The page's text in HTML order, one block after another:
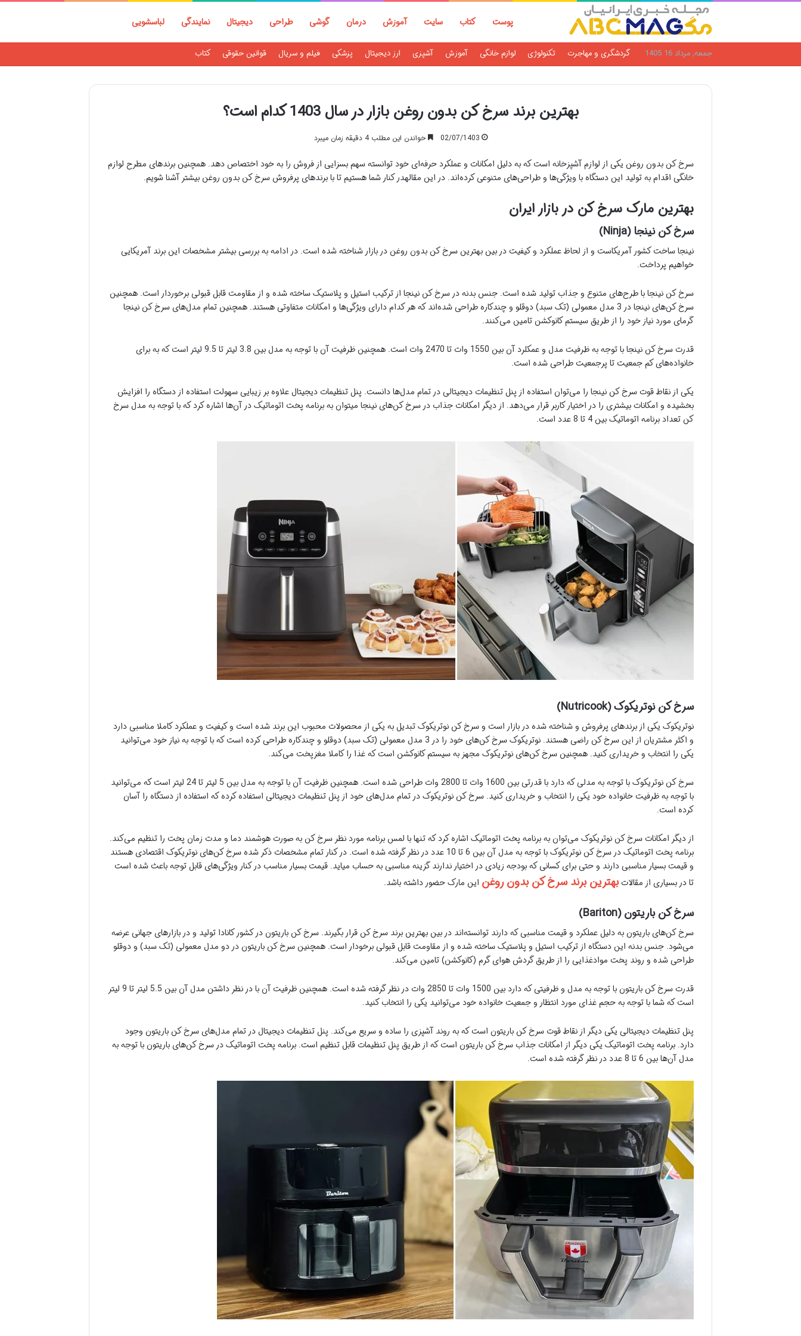
پوست کتاب سایت آموزش درمان گوشی طراحی دیجیتال نمایندگی لباسشویی
جمعه, مرداد 16 1405 گردشگری و مهاجرت تکنولوژی لوازم خانگی آموزش آشپزی ارز دیجیتال پزشکی فیلم و سریال قوانین حقوقی کتاب
بهترین برند سرخ کن بدون روغن بازار در سال 1403 کدام است؟
02/07/1403 خواندن این مطلب 4 دقیقه زمان میبرد
سرخ کن بدون روغن یکی از لوازم آشپزخانه است که به دلیل امکانات و عملکرد حرفه‌ای خود توانسته سهم بسزایی از فروش را به خود اختصاص دهد. همچنین برندهای مطرح لوازم
خانگی اقدام به تولید این دستگاه با ویژگی‌ها و طراحی‌های متنوعی کرده‌اند. در این مقالهدر کنار شما هستیم تا با برندهای پرفروش سرخ کن بدون روغن بیشتر آشنا شویم.
بهترین مارک سرخ کن در بازار ایران
سرخ کن نینجا (Ninja)
نینجا ساخت کشور آمریکاست و از لحاظ عملکرد و کیفیت در بین بهترین سرخ کن بدون روغن در بازار شناخته شده است. در ادامه به بررسی بیشتر مشخصات این برند آمریکایی
خواهیم پرداخت.
سرخ کن نینجا با طرح‌های متنوع و جذاب تولید شده است. جنس بدنه در سرخ کن نینجا از ترکیب استیل و پلاستیک ساخته شده و از مقاومت قابل قبولی برخوردار است. همچنین
سرخ کن‌های نینجا در 3 مدل معمولی (تک سبد) دوقلو و چندکاره طراحی شده‌اند که هر کدام دارای ویژگی‌ها و امکانات متفاوتی هستند. همچنین تمام مدل‌های سرخ کن نینجا
گرمای مورد نیاز خود را از طریق سیستم کانوکشن تامین می‌کنند.
قدرت سرخ کن نینجا با توجه به ظرفیت مدل و عمکلرد آن بین 1550 وات تا 2470 وات است. همچنین ظرفیت آن با توجه به مدل بین 3.8 لیتر تا 9.5 لیتر است که به برای
خانواده‌های کم جمعیت تا پرجمعیت طراحی شده است.
یکی از نقاط قوت سرخ کن نینجا را می‌توان استفاده از پنل تنظیمات دیجیتالی در تمام مدل‌ها دانست. پنل تنظیمات دیجیتال علاوه بر زیبایی سهولت استفاده از دستگاه را افزایش
بخشیده و امکانات بیشتری را در اختیار کاربر قرار می‌دهد. از دیگر امکانات جذاب در سرخ کن‌های نینجا میتوان به برنامه پخت اتوماتیک در آن‌ها اشاره کرد که با توجه به مدل سرخ
کن تعداد برنامه اتوماتیک بین 4 تا 8 عدد است.
سرخ کن نوتریکوک (Nutricook)
نوتریکوک یکی از برندهای پرفروش و شناخته شده در بازار است و سرخ کن نوتریکوک تبدیل به یکی از محصولات محبوب این برند شده است و کیفیت و عملکرد کاملا مناسبی دارد
و اکثر مشتریان از این سرخ کن راضی هستند. نوتریکوک سرخ کن‌های خود را در 3 مدل معمولی (تک سبد) دوقلو و چندکاره طراحی کرده است که با توجه به نیاز خود می‌توانید
یکی را انتخاب و خریداری کنید. همچنین سرخ کن‌های نوتریکوک مجهز به سیستم کانوکشن است که غذا را کاملا مغزپخت می‌کند.
سرخ کن نوتریکوک با توجه به مدلی که دارد با قدرتی بین 1600 وات تا 2800 وات طراحی شده است. همچنین ظرفیت آن با توجه به مدل بین 5 لیتر تا 24 لیتر است که می‌توانید
با توجه به ظرفیت خانواده خود یکی را انتخاب و خریداری کنید. سرخ کن نوتریکوک در تمام مدل‌های خود از پنل تنظیمات دیجیتالی استفاده کرده که استفاده از دستگاه را آسان
کرده است.
از دیگر امکانات سرخ کن نوتریکوک می‌توان به برنامه پخت اتوماتیک اشاره کرد که تنها با لمس برنامه مورد نظر سرخ کن به صورت هوشمند دما و مدت زمان پخت را تنظیم می‌کند.
برنامه پخت اتوماتیک در سرخ کن نوتریکوک با توجه به مدل آن بین 6 تا 10 عدد در نظر گرفته شده است. در کنار تمام مشخصات ذکر شده سرخ کن‌های نوتریکوک اقتصادی هستند
و قیمت بسیار مناسبی دارند و حتی برای کسانی که بودجه زیادی در اختیار ندارند گزینه مناسبی به حساب میاید. قیمت بسیار مناسب در کنار ویژگی‌های قابل توجه باعث شده است
تا در بسیاری از مقالاتبهترین برند سرخ کن بدون روغن این مارک حضور داشته باشد.
سرخ کن باریتون (Bariton)
سرخ کن‌های باریتون به دلیل عملکرد و قیمت مناسبی که دارند توانسته‌اند در بین بهترین برند سرخ کن قرار بگیرند. سرخ کن باریتون در کشور کانادا تولید و در بازارهای جهانی عرضه
می‌شود. جنس بدنه این دستگاه از ترکیب استیل و پلاستیک ساخته شده و از مقاومت قابل قبولی برخودار است. همچنین سرخ کن باریتون در دو مدل معمولی (تک سبد) و دوقلو
طراحی شده و روند پخت موادغذایی را از طریق گردش هوای گرم (کانوکشن) تامین می‌کند.
قدرت سرخ کن باریتون با توجه به مدل و ظرفیتی که دارد بین 1500 وات تا 2850 وات در نظر گرفته شده است. همچنین ظرفیت آن با در نظر داشتن مدل آن بین 5.5 لیتر تا 9 لیتر
است که شما با توجه به حجم غذای مورد انتظار و جمعیت خانواده خود می‌توانید یکی را انتخاب کنید.
پنل تنظیمات دیجیتالی یکی دیگر از نقاط قوت سرخ کن باریتون است که به روند آشپزی را ساده و سریع می‌کند. پنل تنظیمات دیجیتال در تمام مدل‌های سرخ کن باریتون وجود
دارد. برنامه پخت اتوماتیک یکی دیگر از امکانات جذاب سرخ کن باریتون است که از طریق پنل تنظیمات قابل تنظیم است. برنامه پخت اتوماتیک در سرخ کن‌های باریتون با توجه به
مدل آن‌ها بین 6 تا 8 عدد در نظر گرفته شده است.